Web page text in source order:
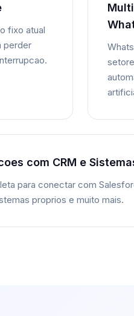
fixo atual
perder
com CRM e
para conectar com
proprios e muito mais.